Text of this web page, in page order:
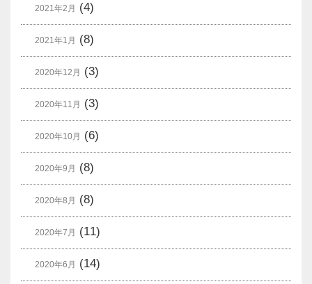
2021年2月 (4)
2021年1月 (8)
2020年12月 (3)
2020年11月 (3)
2020年10月 (6)
2020年9月 (8)
2020年8月 (8)
2020年7月 (11)
2020年6月 (14)